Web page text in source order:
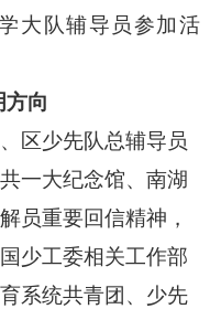
大队辅导员参加活
方向
区少先队总辅导员
一大纪念馆、南湖
员重要回信精神，
少工委相关工作部
系统共青团、少先